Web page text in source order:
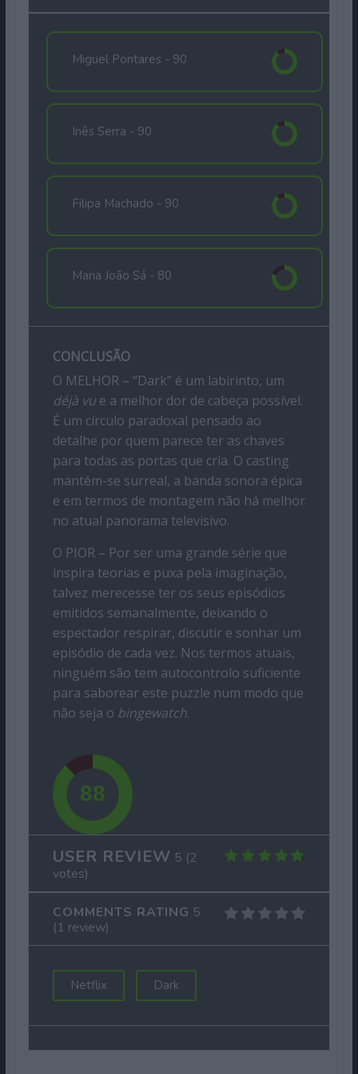
Miguel Pontares - 90
Inês Serra - 90
Filipa Machado - 90
Maria João Sá - 80
CONCLUSÃO
O MELHOR – “Dark” é um labirinto, um
déjà vue a melhor dor de cabeça possível.
É um círculo paradoxal pensado ao
detalhe por quem parece ter as chaves
para todas as portas que cria. O casting
mantém-se surreal, a banda sonora épica
e em termos de montagem não há melhor
no atual panorama televisivo.
O PIOR – Por ser uma grande série que
inspira teorias e puxa pela imaginação,
talvez merecesse ter os seus episódios
emitidos semanalmente, deixando o
espectador respirar, discutir e sonhar um
episódio de cada vez. Nos termos atuais,
ninguém são tem autocontrolo suficiente
para saborear este puzzle num modo que
não seja o bingewatch.
USER REVIEW 5 (2
votes)
COMMENTS RATING 5
(1 review)
Netflix Dark